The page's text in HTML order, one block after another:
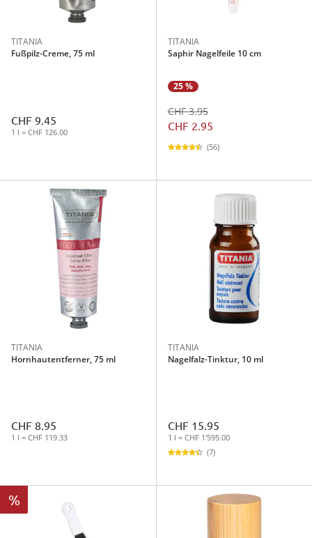
TITANIA
Fußpilz-Creme, 75 ml
CHF 9.45
1 l = CHF 126.00
TITANIA
Saphir Nagelfeile 10 cm
25 %
CHF 3.95
CHF 2.95
(56)
TITANIA
Hornhautentferner, 75 ml
CHF 8.95
1 l = CHF 119.33
TITANIA
Nagelfalz-Tinktur, 10 ml
CHF 15.95
1 l = CHF 1'595.00
(7)
%